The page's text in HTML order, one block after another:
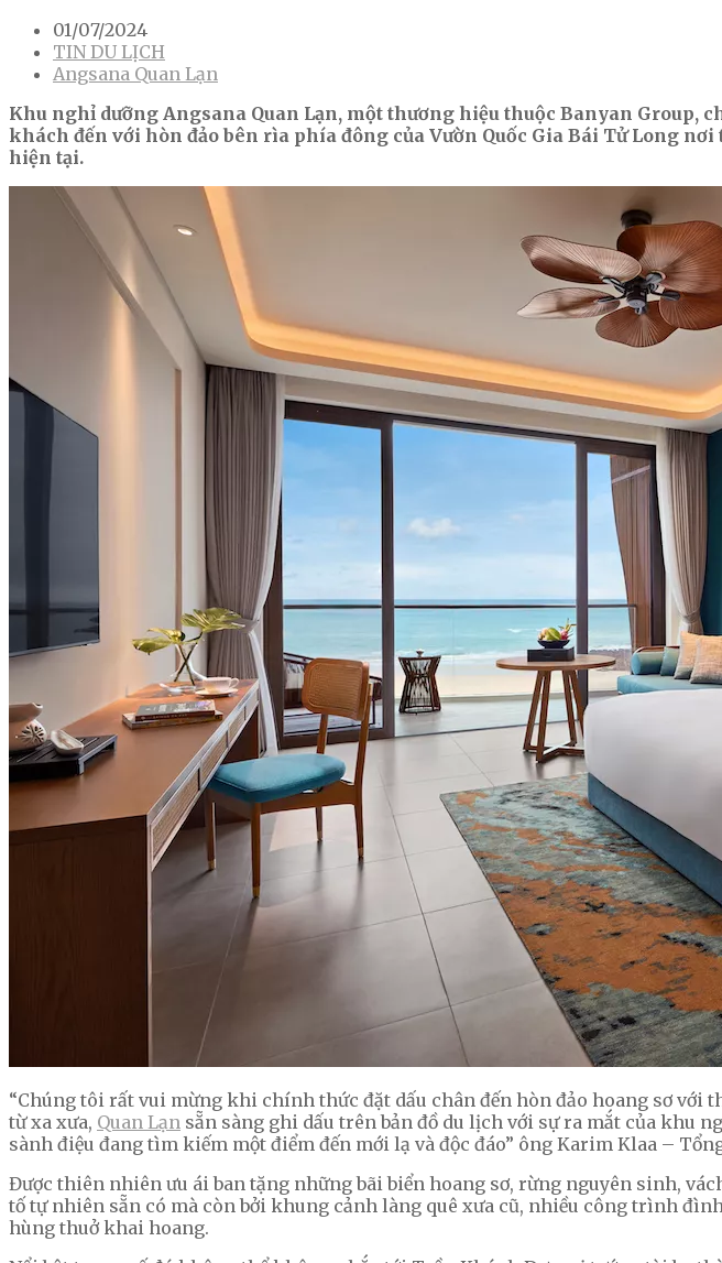
01/07/2024
TIN DU LỊCH
Angsana Quan Lạn
Khu nghỉ dưỡng Angsana Quan Lạn, một thương hiệu thuộc Banyan Group,
khách đến với hòn đảo bên rìa phía đông của Vườn Quốc Gia Bái Tử Long
hiện tại.
“Chúng tôi rất vui mừng khi chính thức đặt dấu chân đến hòn đảo hoang sơ
từ xa xưa, Quan Lạn sẵn sàng ghi dấu trên bản đồ du lịch với sự ra mắt của khu
sành điệu đang tìm kiếm một điểm đến mới lạ và độc đáo” ông Karim Klaa –
Được thiên nhiên ưu ái ban tặng những bãi biển hoang sơ, rừng nguyên sinh,
tố tự nhiên sẵn có mà còn bởi khung cảnh làng quê xưa cũ, nhiều công trình
hùng thuở khai hoang.